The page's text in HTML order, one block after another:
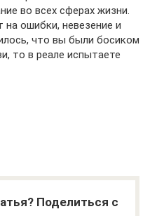
во всех сферах жизни.
ошибки, невезение и
что вы были босиком
то в реале испытаете
Поделиться с